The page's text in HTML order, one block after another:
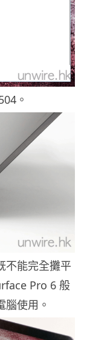
。
不能完全攤平
Pro 6 般
使用。